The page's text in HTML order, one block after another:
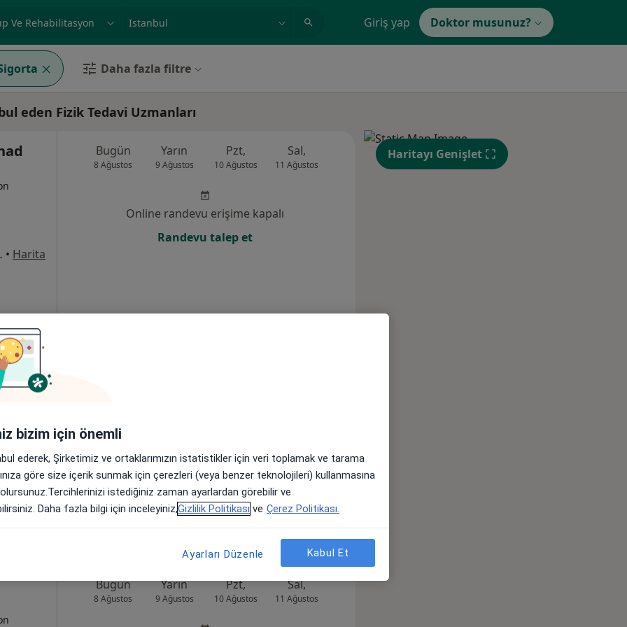
Giriş yap Doktor musunuz?
Daha fazla filtre
eden Fizik Tedavi Uzmanları
Esenler • Harita
Bugün
8 Ağustos
Yarın
9 Ağustos
Pzt,
10 Ağustos
Sal,
11 Ağustos 12 Ağustos
Per,
13 Ağustos
Cum,
14 Ağustos
Online randevu erişime kapalı
Randevu talep et
• Harita
Randevu talep et
Bugün
8 Ağustos
Yarın
9 Ağustos
Pzt,
10 Ağustos
Sal,
11 Ağustos
Çar,
Haritayı Genişlet
bizim için önemli
ederek, Şirketimiz ve ortaklarımızın istatistikler için veri toplamak ve tarama
göre size içerik sunmak için çerezleri (veya benzer teknolojileri) kullanmasına
istediğiniz zaman ayarlardan görebilir ve
Daha fazla bilgi için inceleyiniz,Gizlilik Politikası ve Çerez Politikası.
Ayarları Düzenle Kabul Et